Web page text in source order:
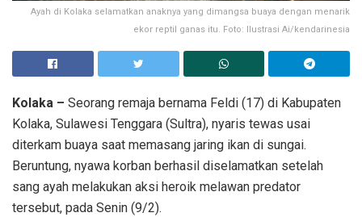
Ayah di Kolaka selamatkan anaknya yang dimangsa buaya dengan menarik
ekor reptil ganas itu. Foto: Ilustrasi Ai/kendarinesia
Kolaka – Seorang remaja bernama Feldi (17) di Kabupaten
Kolaka, Sulawesi Tenggara (Sultra), nyaris tewas usai
diterkam buaya saat memasang jaring ikan di sungai.
Beruntung, nyawa korban berhasil diselamatkan setelah
sang ayah melakukan aksi heroik melawan predator
tersebut, pada Senin (9/2).